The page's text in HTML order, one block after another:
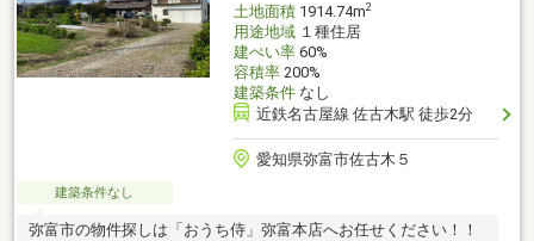
土地面積1914.74m2
用途地域１種住居
建ぺい率60%
容積率200%
建築条件なし
近鉄名古屋線 佐古木駅 徒歩2分
愛知県弥富市佐古木５
建築条件なし
弥富市の物件探しは「おうち侍」弥富本店へお任せください！！